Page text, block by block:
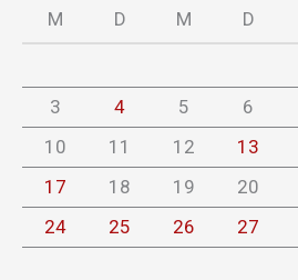
M D M D
3
4 5 6
10
11 12 13
17
18 19 20
24
25 26 27